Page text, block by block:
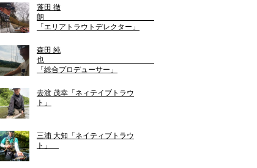
蓬田 徹
朗
「エリアトラウトデレクター」
森田 純
也
「総合プロデューサー」
去渡 茂幸「ネィテイブトラウ
ト」
三浦 大知「ネイティブトラウ
ト」